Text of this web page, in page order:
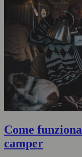
Come
camper